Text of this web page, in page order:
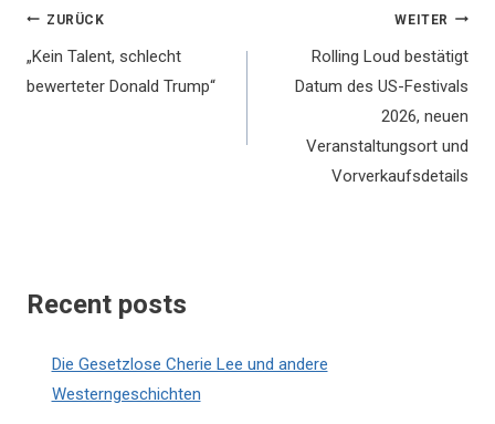
Beitragsnavigation
ZURÜCK
„Kein Talent, schlecht
bewerteter Donald Trump“
WEITER
Rolling Loud bestätigt
Datum des US-Festivals
2026, neuen
Veranstaltungsort und
Vorverkaufsdetails
Recent posts
Die Gesetzlose Cherie Lee und andere
Westerngeschichten